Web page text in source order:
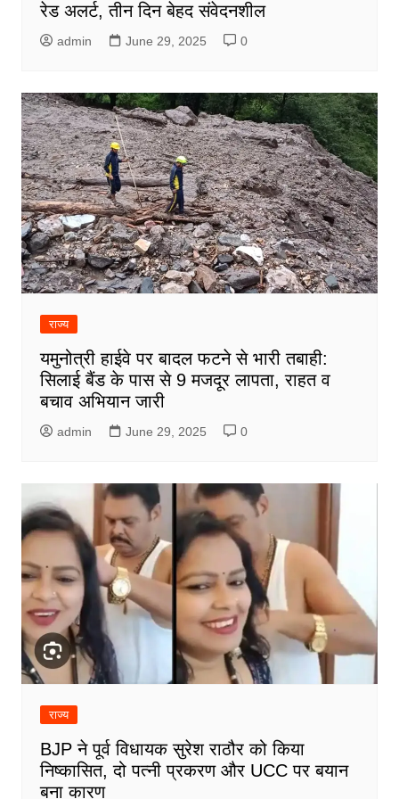
रेड अलर्ट, तीन दिन बेहद संवेदनशील
admin June 29, 2025 0
राज्य
यमुनोत्री हाईवे पर बादल फटने से भारी तबाही:
सिलाई बैंड के पास से 9 मजदूर लापता, राहत व
बचाव अभियान जारी
admin June 29, 2025 0
राज्य
BJP ने पूर्व विधायक सुरेश राठौर को किया
निष्कासित, दो पत्नी प्रकरण और UCC पर बयान
बना कारण